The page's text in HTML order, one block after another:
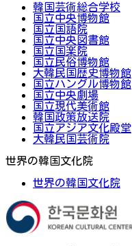
韓国芸術総合学校
国立中央博物館
国立国語院
国立中央図書館
国立国楽院
国立民俗博物館
大韓民国歴史博物館
国立ハングル博物館
国立中央劇場
国立現代美術館
韓国政策放送院
国立アジア文化殿堂
大韓民国芸術院
世界の韓国文化院
世界の韓国文化院